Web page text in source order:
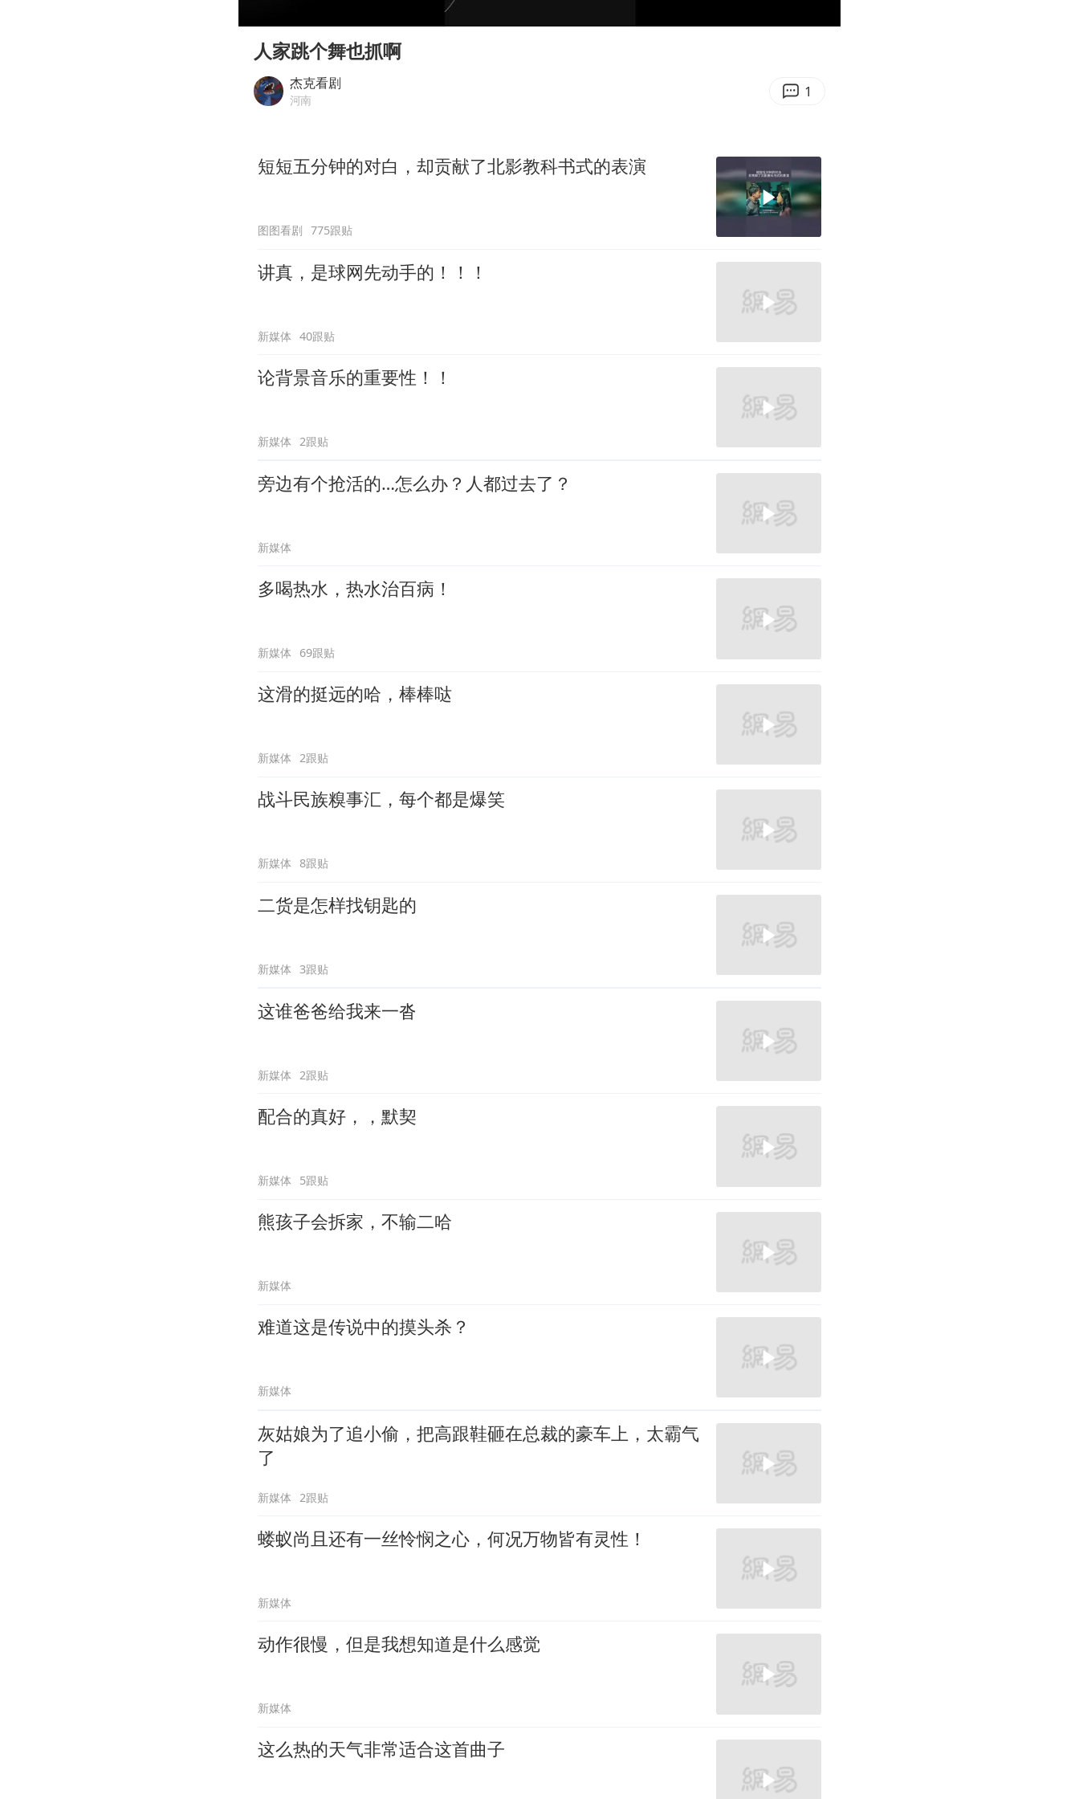
商场现钱学森巨幅海报 负责人回应
36岁男演员成景区NPC后人气爆棚
几元成本的AI广告导致千万市值蒸发
人家跳个舞也抓啊
杰克看剧
河南 1
短短五分钟的对白，却贡献了北影教科书式的表演
图图看剧 775跟贴
讲真，是球网先动手的！！！
新媒体 40跟贴
论背景音乐的重要性！！
新媒体 2跟贴
旁边有个抢活的…怎么办？人都过去了？
新媒体
多喝热水，热水治百病！
新媒体 69跟贴
这滑的挺远的哈，棒棒哒
新媒体 2跟贴
战斗民族糗事汇，每个都是爆笑
新媒体 8跟贴
二货是怎样找钥匙的
新媒体 3跟贴
这谁爸爸给我来一沓
新媒体 2跟贴
配合的真好，，默契
新媒体 5跟贴
熊孩子会拆家，不输二哈
新媒体
难道这是传说中的摸头杀？
新媒体
灰姑娘为了追小偷，把高跟鞋砸在总裁的豪车上，太霸气
了
新媒体 2跟贴
蝼蚁尚且还有一丝怜悯之心，何况万物皆有灵性！
新媒体
动作很慢，但是我想知道是什么感觉
新媒体
这么热的天气非常适合这首曲子